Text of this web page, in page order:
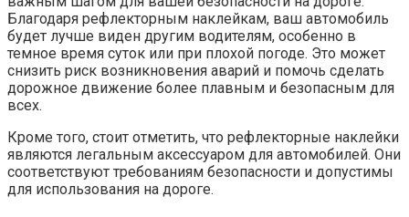
Благодаря рефлекторным наклейкам, ваш автомобиль
будет лучше виден другим водителям, особенно в
темное время суток или при плохой погоде. Это может
снизить риск возникновения аварий и помочь сделать
дорожное движение более плавным и безопасным для
всех.
Кроме того, стоит отметить, что рефлекторные наклейки
являются легальным аксессуаром для автомобилей. Они
соответствуют требованиям безопасности и допустимы
для использования на дороге.